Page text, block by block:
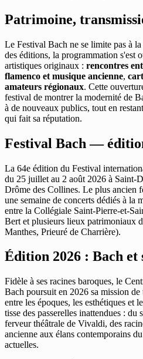
Patrimoine,
Le Festival Bach ne se limite pas à
des éditions, la programmation s'est
artistiques originaux : rencontres
flamenco et musique ancienne,
amateurs régionaux. Cette
festival de montrer la modernité de
à de nouveaux publics, tout en
qui fait sa réputation.
Festival Bach —
La 64e édition du Festival
du 25 juillet au 2 août 2026 à Saint-
Drôme des Collines. Le plus ancien
une semaine de concerts dédiés à la
entre la Collégiale Saint-Pierre-et-
Bert et plusieurs lieux patrimoniaux
Manthes, Prieuré de Charrière).
Édition 2026 : Bach et
Fidèle à ses racines baroques, le
Bach poursuit en 2026 sa mission
entre les époques, les esthétiques et
tisse des passerelles inattendues :
ferveur théâtrale de Vivaldi, des
ancienne aux élans contemporains
actuelles.